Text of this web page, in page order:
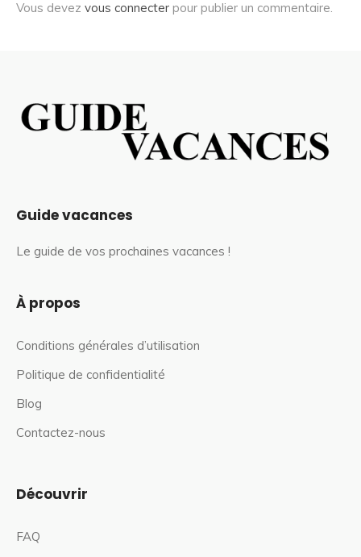
Vous devez vous connecter pour publier un commentaire.
Guide vacances
Le guide de vos prochaines vacances !
À propos
Conditions générales d’utilisation
Politique de confidentialité
Blog
Contactez-nous
Découvrir
FAQ